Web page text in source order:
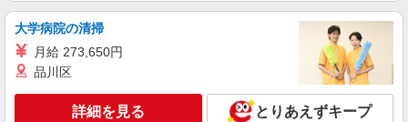
大学病院の清掃
月給 273,650円
品川区
詳細を見る とりあえずキープ